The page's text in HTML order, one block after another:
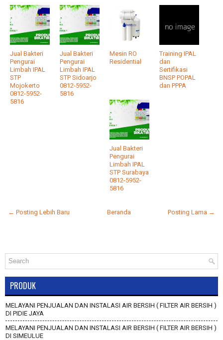
Jual Bakteri
Pengurai
Limbah IPAL
STP
Mojokerto
0812-5952-
5816
Jual Bakteri
Pengurai
Limbah IPAL
STP Sidoarjo
0812-5952-
5816
Mesin RO
Residential
Training IPAL
dan
Sertifikasi
BNSP POPAL
dan PPPA
Jual Bakteri
Pengurai
Limbah IPAL
STP Surabaya
0812-5952-
5816
← Posting Lebih Baru Posting Lama →
Beranda
PRODUK
MELAYANI PENJUALAN DAN INSTALASI AIR BERSIH ( FILTER AIR BERSIH )
DI PIDIE JAYA
MELAYANI PENJUALAN DAN INSTALASI AIR BERSIH ( FILTER AIR BERSIH )
DI SIMEULUE